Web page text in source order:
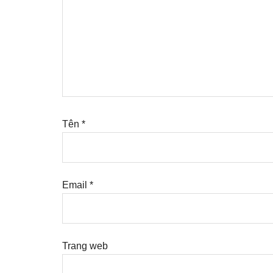
Tên *
Email *
Trang web